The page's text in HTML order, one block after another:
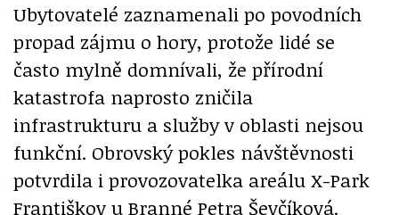
Ubytovatelé zaznamenali po povodních
propad zájmu o hory, protože lidé se
často mylně domnívali, že přírodní
katastrofa naprosto zničila
infrastrukturu a služby v oblasti nejsou
funkční. Obrovský pokles návštěvnosti
potvrdila i provozovatelka areálu X-Park
Františkov u Branné Petra Ševčíková.